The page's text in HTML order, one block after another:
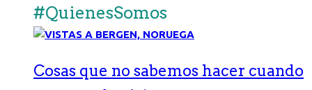
#QuienesSomos
Cosas que no sabemos hacer cuando